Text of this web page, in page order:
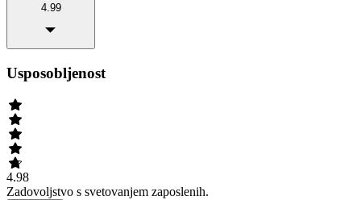
4.99
Usposobljenost
4.98
Zadovoljstvo s svetovanjem zaposlenih.